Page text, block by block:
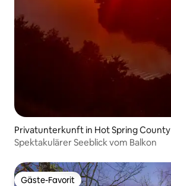
Privatunterkunft in Hot Spring County
Spektakulärer Seeblick vom Balkon
Gäste-Favorit